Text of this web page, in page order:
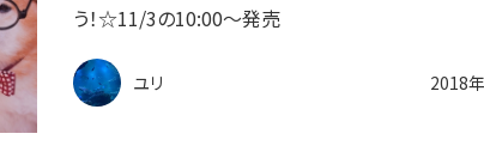
う！☆11/3の10:00～発売
ユリ 2018